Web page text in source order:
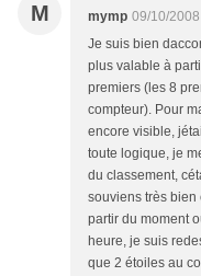
M mymp 09/10/
Je suis bien
plus valable à
premiers (les 8
compteur). Pour
encore visible,
toute logique, je
du classement,
souviens très bien
partir du moment
heure, je suis
que 2 étoiles au